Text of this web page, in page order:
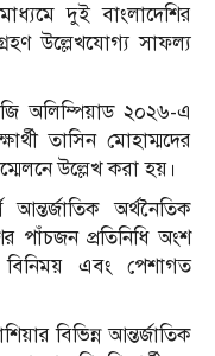
দুই বাংলাদেশির
উল্লেখযোগ্য সাফল্য
অলিম্পিয়াড ২০২৬-এ
তাসিন মোহাম্মদের
উল্লেখ করা হয়।
অর্থনৈতিক
পাঁচজন প্রতিনিধি অংশ
বিনিময় এবং পেশাগত
বিভিন্ন আন্তর্জাতিক